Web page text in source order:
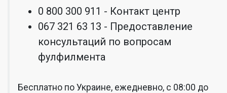
0 800 300 911 - Контакт центр
067 321 63 13 - Предоставление
консультаций по вопросам
фулфилмента
Бесплатно по Украине, ежедневно, с 08:00 до